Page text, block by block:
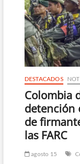
reciben
sentencia
máxima
por
miles
de
secuestros
en
Colombia
DESTACADOS
Colombia
detención
de
las FARC
agosto 15